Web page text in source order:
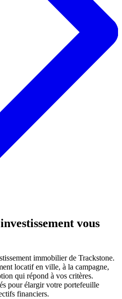
vous
immobilier de Trackstone.
locatif en ville, à la campagne,
qui répond à vos critères.
pour élargir votre portefeuille
financiers.